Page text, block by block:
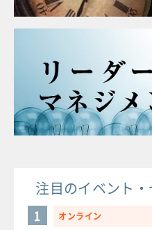
注目のイベント
オンライン
1